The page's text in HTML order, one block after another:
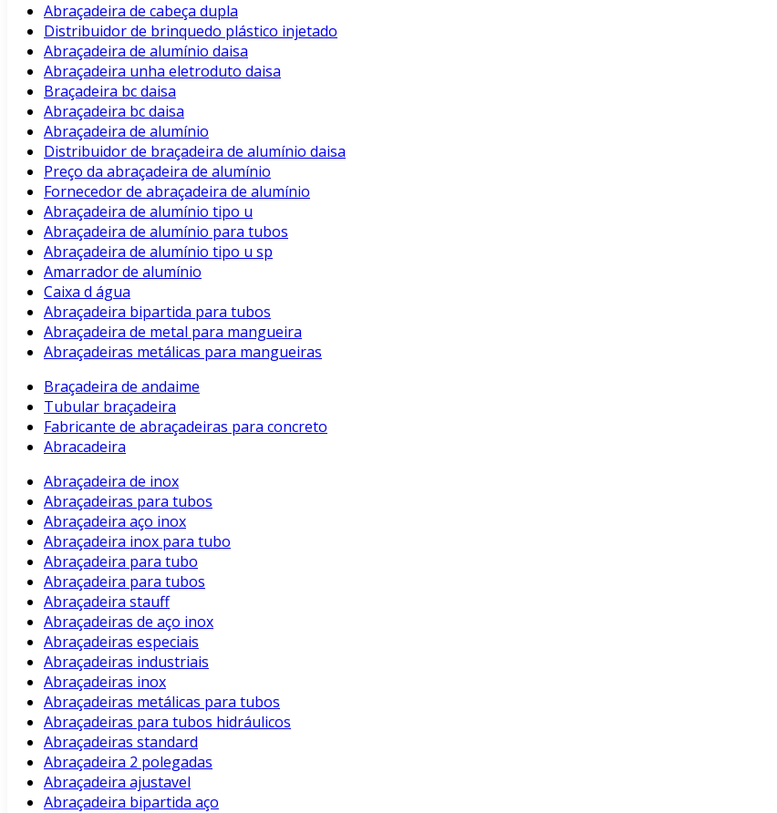
Abraçadeira de cabeça dupla
Distribuidor de brinquedo plástico injetado
Abraçadeira de alumínio daisa
Abraçadeira unha eletroduto daisa
Braçadeira bc daisa
Abraçadeira bc daisa
Abraçadeira de alumínio
Distribuidor de braçadeira de alumínio daisa
Preço da abraçadeira de alumínio
Fornecedor de abraçadeira de alumínio
Abraçadeira de alumínio tipo u
Abraçadeira de alumínio para tubos
Abraçadeira de alumínio tipo u sp
Amarrador de alumínio
Caixa d água
Abraçadeira bipartida para tubos
Abraçadeira de metal para mangueira
Abraçadeiras metálicas para mangueiras
Braçadeira de andaime
Tubular braçadeira
Fabricante de abraçadeiras para concreto
Abracadeira
Abraçadeira de inox
Abraçadeiras para tubos
Abraçadeira aço inox
Abraçadeira inox para tubo
Abraçadeira para tubo
Abraçadeira para tubos
Abraçadeira stauff
Abraçadeiras de aço inox
Abraçadeiras especiais
Abraçadeiras industriais
Abraçadeiras inox
Abraçadeiras metálicas para tubos
Abraçadeiras para tubos hidráulicos
Abraçadeiras standard
Abraçadeira 2 polegadas
Abraçadeira ajustavel
Abraçadeira bipartida aço